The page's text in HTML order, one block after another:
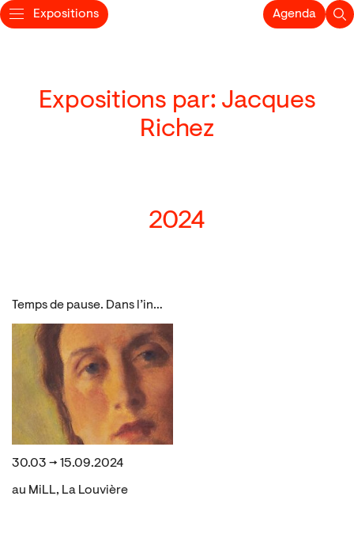
Expositions Agenda
Expositions par: Jacques
Richez
2024
Temps de pause. Dans l’intimité des portraits de la collection louviéroise
30.03 → 15.09.2024
au MiLL, La Louvière